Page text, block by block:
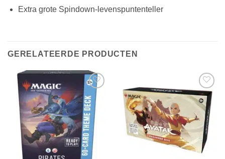
Extra grote Spindown-levenspuntenteller
GERELATEERDE PRODUCTEN